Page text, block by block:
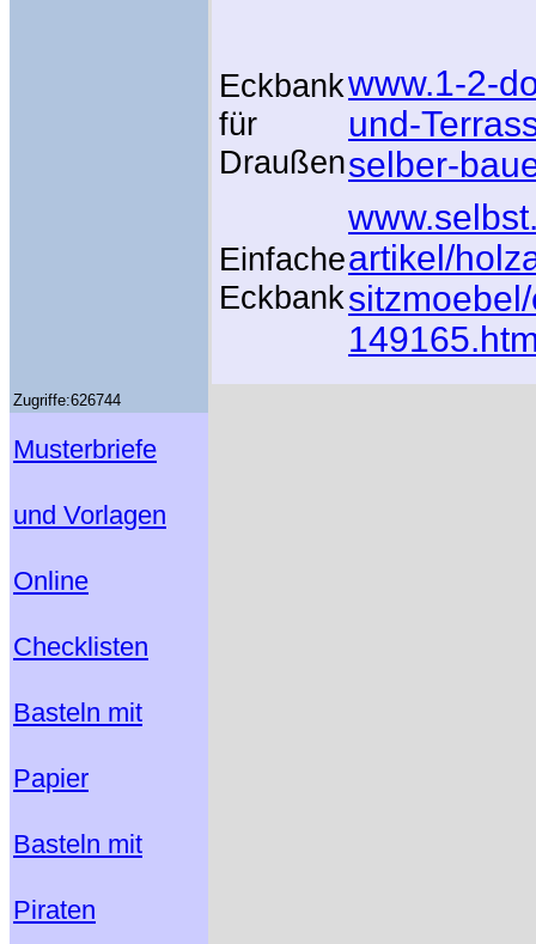
Eckbank
für
Draußen
www.1-2-
und-
selber-
Einfache
Eckbank
artikel/
Zugriffe:626744
Musterbriefe
und Vorlagen
Online
Checklisten
Basteln mit
Papier
Basteln mit
Piraten